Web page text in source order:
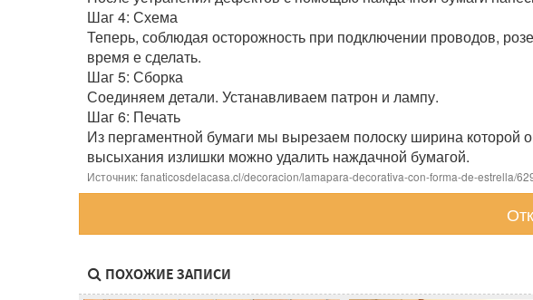
Шаг 4: Схема
Теперь, соблюдая осторожность при подключении проводов,
время е сделать.
Шаг 5: Сборка
Соединяем детали. Устанавливаем патрон и лампу.
Шаг 6: Печать
Из пергаментной бумаги мы вырезаем полоску ширина которой
высыхания излишки можно удалить наждачной бумагой.
Источник: fanaticosdelacasa.cl/decoracion/lamapara-decorativa-con-forma-de-estrella/
ПОХОЖИЕ ЗАПИСИ